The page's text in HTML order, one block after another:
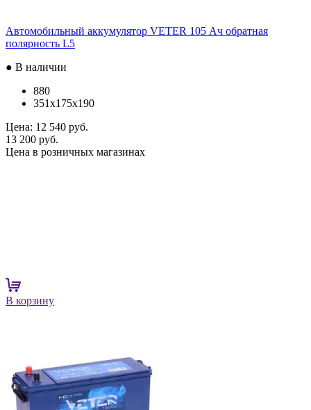
Автомобильный аккумулятор VETER 105 Ач обратная
полярность L5
● В наличии
880
351x175x190
Цена: 12 540 руб.
13 200 руб.
Цена в розничных магазинах
В корзину